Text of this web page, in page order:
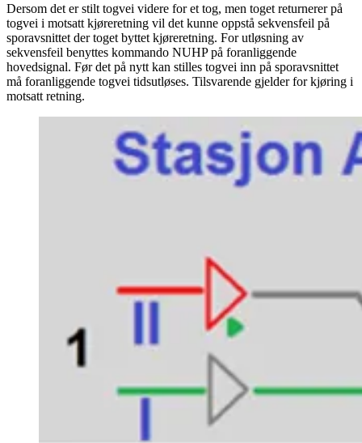
Dersom det er stilt togvei videre for et tog, men toget returnerer på
togvei i motsatt kjøreretning vil det kunne oppstå sekvensfeil på
sporavsnittet der toget byttet kjøreretning. For utløsning av
sekvensfeil benyttes kommando NUHP på foranliggende
hovedsignal. Før det på nytt kan stilles togvei inn på sporavsnittet
må foranliggende togvei tidsutløses. Tilsvarende gjelder for kjøring i
motsatt retning.